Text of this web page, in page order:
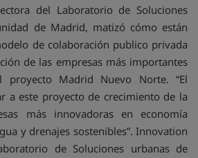
del Laboratorio de Soluciones
de Madrid, matizó cómo están
de colaboración publico privada
de las empresas más importantes
Madrid Nuevo Norte. “El
a este proyecto de crecimiento de la
más innovadoras en economía
y drenajes sostenibles”. Innovation
de Soluciones urbanas de